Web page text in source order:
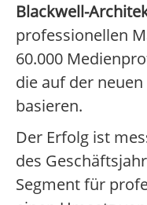
Blackwell-
professionellen
60.000
die auf der
basieren.
Der Erfolg ist
des
Segment für